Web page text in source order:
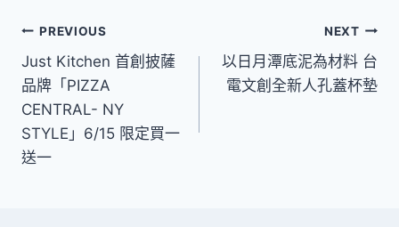
文
章
導
覽
PREVIOUS
Just Kitchen 首創披薩
品牌「PIZZA
CENTRAL- NY
STYLE」6/15 限定買一
送一
NEXT
以日月潭底泥為材料 台
電文創全新人孔蓋杯墊